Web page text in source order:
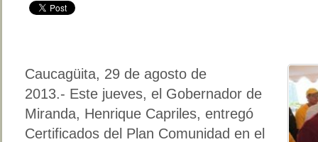
Caucagüita, 29 de agosto de
2013.- Este jueves, el Gobernador de
Miranda, Henrique Capriles, entregó
Certificados del Plan Comunidad en el